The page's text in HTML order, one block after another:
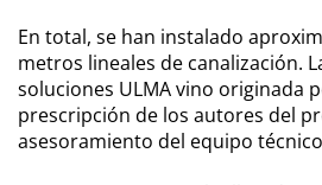
En total, se han instalado
metros lineales de canalización.
soluciones ULMA vino originada
prescripción de los autores del
asesoramiento del equipo